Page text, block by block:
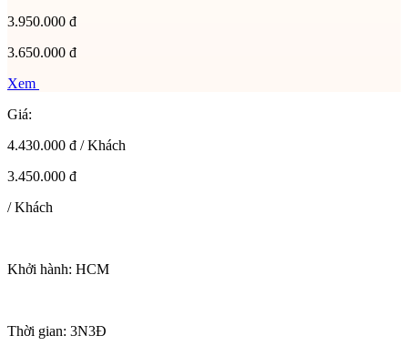
3.950.000 đ
3.650.000 đ
Xem
Giá:
4.430.000 đ / Khách
3.450.000 đ
/ Khách
Khởi hành: HCM
Thời gian: 3N3Đ